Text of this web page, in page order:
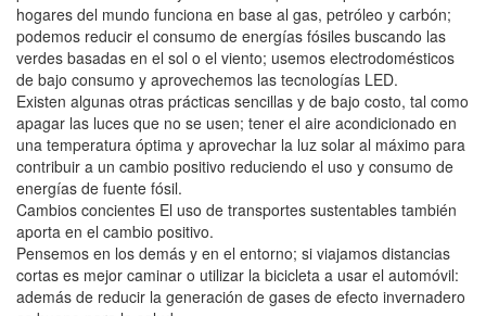
hogares del mundo funciona en base al gas, petróleo y carbón;
podemos reducir el consumo de energías fósiles buscando las
verdes basadas en el sol o el viento; usemos electrodomésticos
de bajo consumo y aprovechemos las tecnologías LED.
Existen algunas otras prácticas sencillas y de bajo costo, tal como
apagar las luces que no se usen; tener el aire acondicionado en
una temperatura óptima y aprovechar la luz solar al máximo para
contribuir a un cambio positivo reduciendo el uso y consumo de
energías de fuente fósil.
Cambios concientes El uso de transportes sustentables también
aporta en el cambio positivo.
Pensemos en los demás y en el entorno; si viajamos distancias
cortas es mejor caminar o utilizar la bicicleta a usar el automóvil:
además de reducir la generación de gases de efecto invernadero